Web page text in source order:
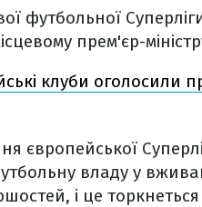
футбольної
прем'єр-
клуби оголосили
європейської
владу у
і це